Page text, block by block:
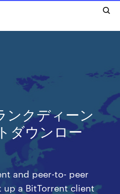
ンクディーン
ダウンロー
and peer-to- peer
a BitTorrent client